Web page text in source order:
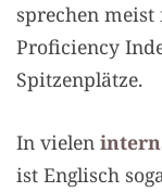
sprechen meist
Proficiency
Spitzenplätze.
In vielen
ist Englisch